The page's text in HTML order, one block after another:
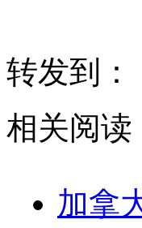
转发到：
相关阅读
加拿